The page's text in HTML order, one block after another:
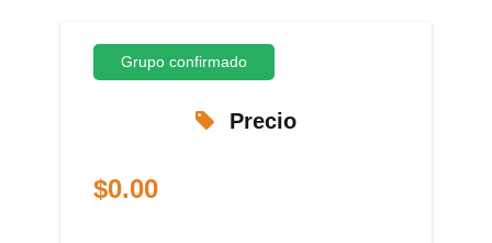
Grupo confirmado
Precio
$0.00